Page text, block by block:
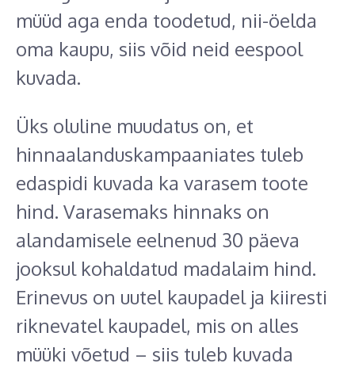
müüd aga enda toodetud, nii-öelda
oma kaupu, siis võid neid eespool
kuvada.
Üks oluline muudatus on, et
hinnaalanduskampaaniates tuleb
edaspidi kuvada ka varasem toote
hind. Varasemaks hinnaks on
alandamisele eelnenud 30 päeva
jooksul kohaldatud madalaim hind.
Erinevus on uutel kaupadel ja kiiresti
riknevatel kaupadel, mis on alles
müüki võetud – siis tuleb kuvada